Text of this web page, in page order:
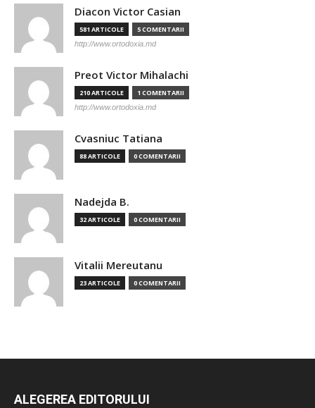
Diacon Victor Casian
581 ARTICOLE 5 COMENTARII
http://www.ortodoxia.md
Preot Victor Mihalachi
210 ARTICOLE 1 COMENTARII
http://www.ortodoxia.md
Cvasniuc Tatiana
88 ARTICOLE 0 COMENTARII
Nadejda B.
32 ARTICOLE 0 COMENTARII
Vitalii Mereutanu
23 ARTICOLE 0 COMENTARII
ALEGEREA EDITORULUI